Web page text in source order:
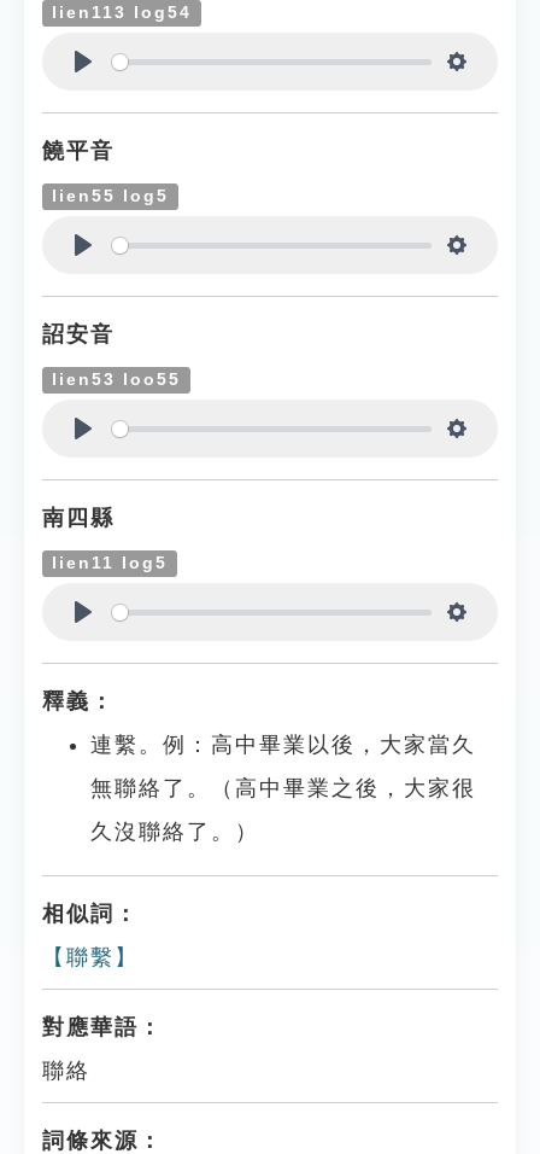
lien113 log54
饒平音
lien55 log5
詔安音
lien53 loo55
南四縣
lien11 log5
釋義：
連繫。例：高中畢業以後，大家當久
無聯絡了。（高中畢業之後，大家很
久沒聯絡了。）
相似詞：
【聯繫】
對應華語：
聯絡
詞條來源：